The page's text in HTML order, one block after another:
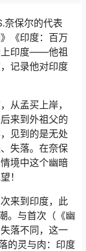
奈保尔的代表
《印度：百万
上印度——他祖
记录他对印度
从孟买上岸，
来到外祖父的
见到的是无处
失落。在奈保
境中这个幽暗
！
来到印度，此
。与首次（《幽
落不同，这一
的灵与肉：印度